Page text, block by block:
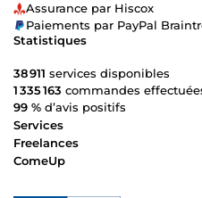
Assurance par Hiscox
Paiements par PayPal
Statistiques
38 911 services disponibles
1 335 163 commandes
99 % d’avis positifs
Services
Freelances
ComeUp